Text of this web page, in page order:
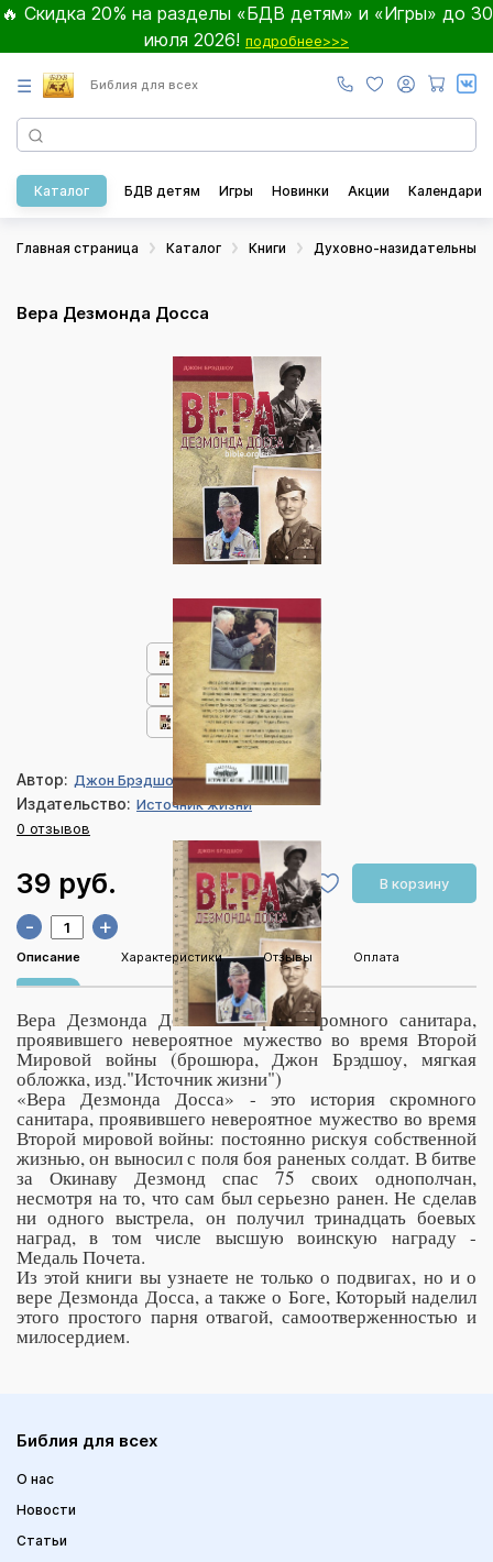
🔥 Скидка 20% на разделы «БДВ детям» и «Игры» до 30
июля 2026! подробнее>>>
☰ Библия для всех
Каталог БДВ детям Игры Новинки Акции Календари
Главная страница Каталог Книги Духовно-назидательные
Вера Дезмонда Досса
Автор: Джон Брэдшоу
Издательство: Источник жизни
0 отзывов
39 руб. В корзину
- +
Описание Характеристики Отзывы Оплата
Вера Дезмонда Досса. История скромного санитара,
проявившего невероятное мужество во время Второй
Мировой войны (брошюра, Джон Брэдшоу, мягкая
обложка, изд."Источник жизни")
«Вера Дезмонда Досса» - это история скромного
санитара, проявившего невероятное мужество во время
Второй мировой войны: постоянно рискуя собственной
жизнью, он выносил с поля боя раненых солдат. В битве
за Окинаву Дезмонд спас 75 своих однополчан,
несмотря на то, что сам был серьезно ранен. Не сделав
ни одного выстрела, он получил тринадцать боевых
наград, в том числе высшую воинскую награду -
Медаль Почета.
Из этой книги вы узнаете не только о подвигах, но и о
вере Дезмонда Досса, а также о Боге, Который наделил
этого простого парня отвагой, самоотверженностью и
милосердием.
Библия для всех
О нас
Новости
Статьи